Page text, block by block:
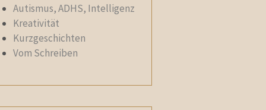
Autismus, ADHS, Intelligenz
Kreativität
Kurzgeschichten
Vom Schreiben